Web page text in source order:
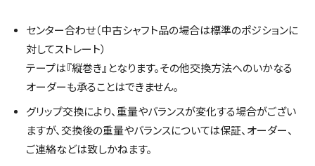
センター合わせ（中古シャフト品の場合は標準のポジションに
対してストレート）
テープは『縦巻き』となります。その他交換方法へのいかなる
オーダーも承ることはできません。
グリップ交換により、重量やバランスが変化する場合がござい
ますが、交換後の重量やバランスについては保証、オーダー、
ご連絡などは致しかねます。